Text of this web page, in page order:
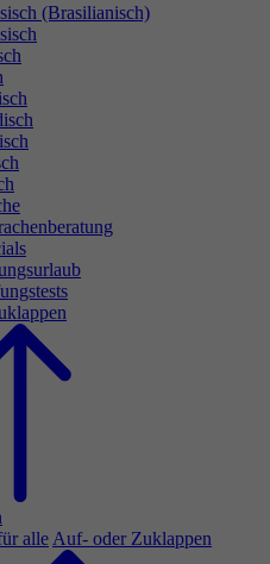
(Brasilianisch)
alle Auf- oder Zuklappen